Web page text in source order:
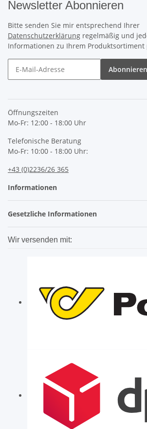
Newsletter Abonnieren
Bitte senden Sie mir entsprechend Ihrer
Datenschutzerklärung regelmäßig und
Informationen zu Ihrem Produktsortiment
Abonnieren
Öffnungszeiten
Mo-Fr: 12:00 - 18:00 Uhr
Telefonische Beratung
Mo-Fr: 10:00 - 18:00 Uhr:
+43 (0)2236/26 365
Informationen
Gesetzliche Informationen
Wir versenden mit: